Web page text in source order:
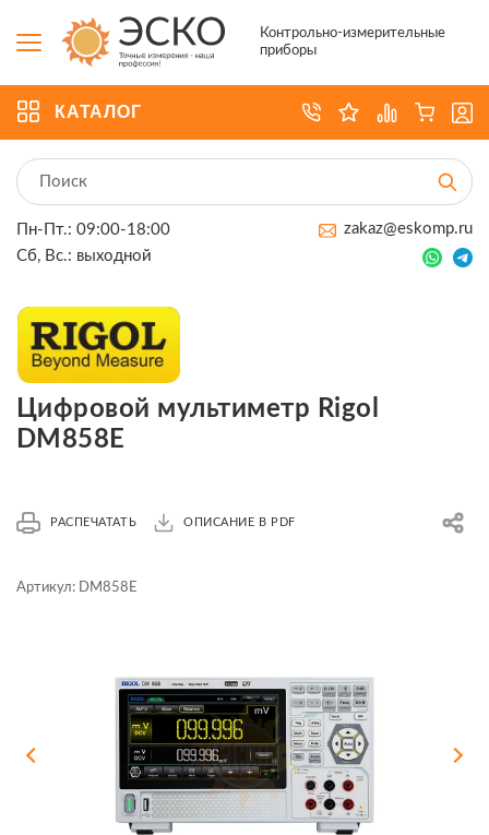
Контрольно-измерительные
приборы
КАТАЛОГ
Пн-Пт.: 09:00-18:00
Сб, Вс.: выходной
zakaz@eskomp.ru
Цифровой мультиметр Rigol
DM858E
РАСПЕЧАТАТЬ ОПИСАНИЕ В PDF
Артикул: DM858E